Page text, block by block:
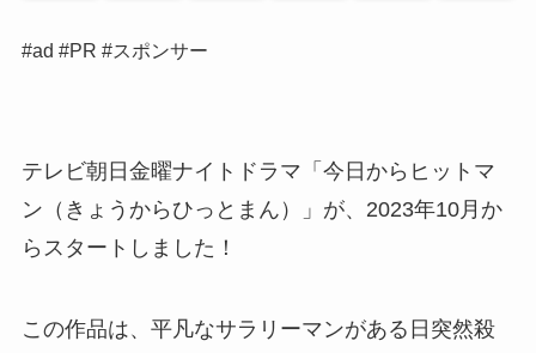
#ad #PR #スポンサー
テレビ朝日金曜ナイトドラマ「今日からヒットマ
ン（きょうからひっとまん）」が、2023年10月か
らスタートしました！
この作品は、平凡なサラリーマンがある日突然殺